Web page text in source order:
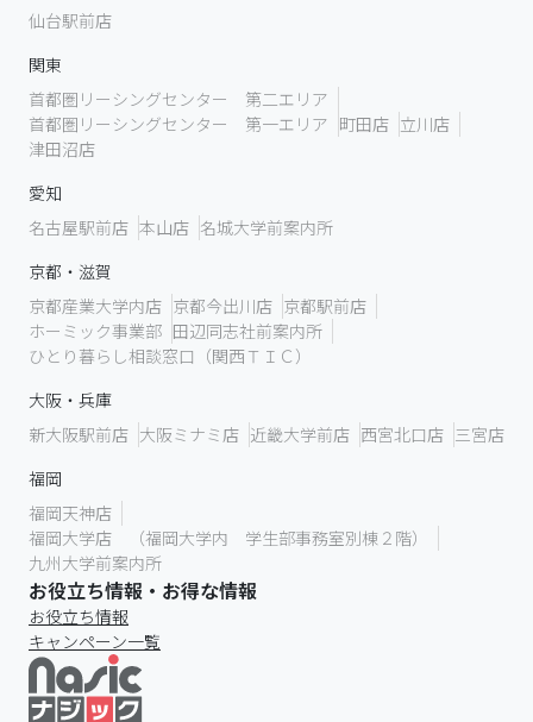
仙台駅前店
関東
首都圏リーシングセンター 第二エリア
首都圏リーシングセンター 第一エリア 町田店 立川店
津田沼店
愛知
名古屋駅前店 本山店 名城大学前案内所
京都・滋賀
京都産業大学内店 京都今出川店 京都駅前店
ホーミック事業部 田辺同志社前案内所
ひとり暮らし相談窓口（関西ＴＩＣ）
大阪・兵庫
新大阪駅前店 大阪ミナミ店 近畿大学前店 西宮北口店 三宮店
福岡
福岡天神店
福岡大学店 （福岡大学内 学生部事務室別棟２階）
九州大学前案内所
お役立ち情報・お得な情報
お役立ち情報
キャンペーン一覧